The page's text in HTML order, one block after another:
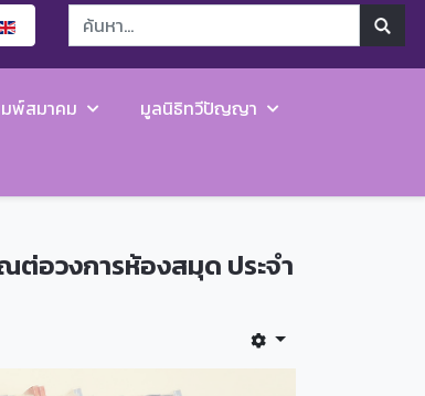
พ์สมาคม
มูลนิธิทวีปัญญา
ต่อวงการห้องสมุด ประจำ